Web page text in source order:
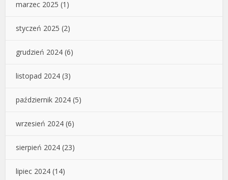
marzec 2025 (1)
styczeń 2025 (2)
grudzień 2024 (6)
listopad 2024 (3)
październik 2024 (5)
wrzesień 2024 (6)
sierpień 2024 (23)
lipiec 2024 (14)